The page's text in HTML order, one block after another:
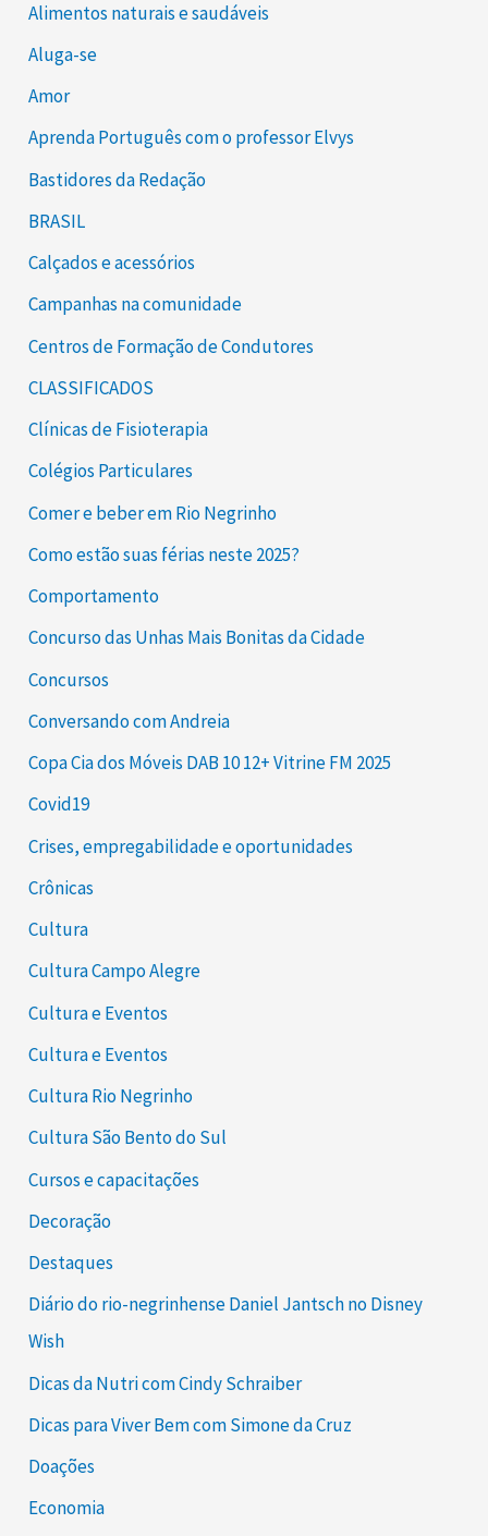
Alimentos naturais e saudáveis
Aluga-se
Amor
Aprenda Português com o professor Elvys
Bastidores da Redação
BRASIL
Calçados e acessórios
Campanhas na comunidade
Centros de Formação de Condutores
CLASSIFICADOS
Clínicas de Fisioterapia
Colégios Particulares
Comer e beber em Rio Negrinho
Como estão suas férias neste 2025?
Comportamento
Concurso das Unhas Mais Bonitas da Cidade
Concursos
Conversando com Andreia
Copa Cia dos Móveis DAB 10 12+ Vitrine FM 2025
Covid19
Crises, empregabilidade e oportunidades
Crônicas
Cultura
Cultura Campo Alegre
Cultura e Eventos
Cultura e Eventos
Cultura Rio Negrinho
Cultura São Bento do Sul
Cursos e capacitações
Decoração
Destaques
Diário do rio-negrinhense Daniel Jantsch no Disney
Wish
Dicas da Nutri com Cindy Schraiber
Dicas para Viver Bem com Simone da Cruz
Doações
Economia